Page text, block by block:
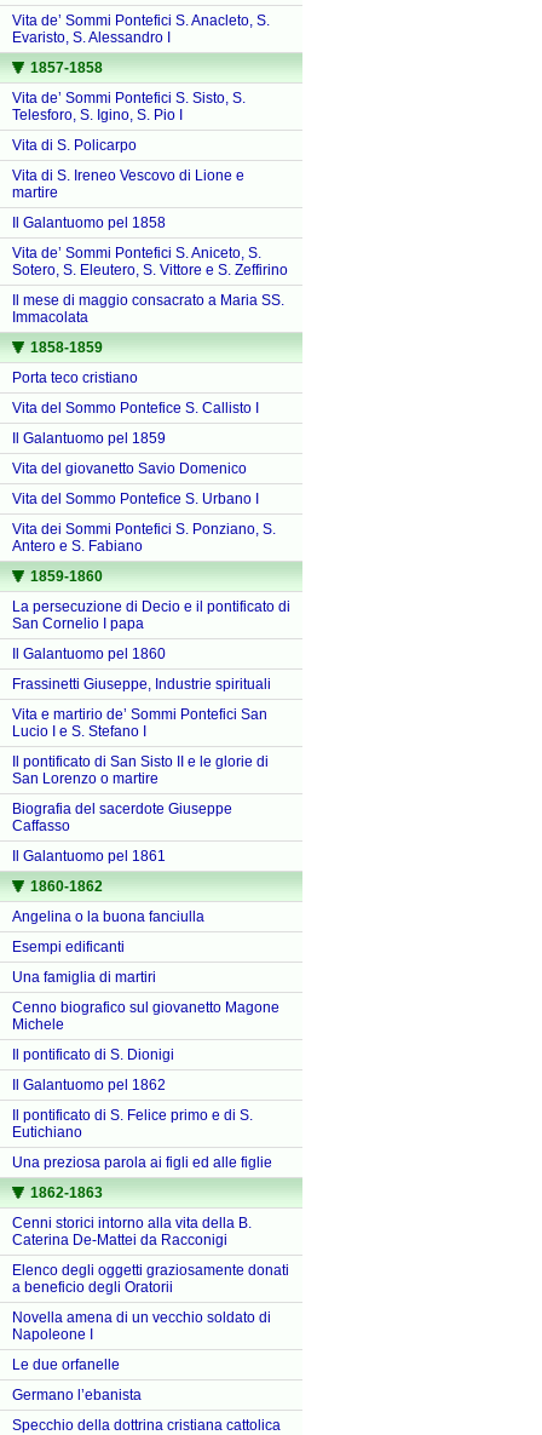
Vita de’ Sommi Pontefici S. Anacleto, S.
Evaristo, S. Alessandro I
1857-1858
Vita de’ Sommi Pontefici S. Sisto, S.
Telesforo, S. Igino, S. Pio I
Vita di S. Policarpo
Vita di S. Ireneo Vescovo di Lione e
martire
Il Galantuomo pel 1858
Vita de’ Sommi Pontefici S. Aniceto, S.
Sotero, S. Eleutero, S. Vittore e S. Zeffirino
Il mese di maggio consacrato a Maria SS.
Immacolata
1858-1859
Porta teco cristiano
Vita del Sommo Pontefice S. Callisto I
Il Galantuomo pel 1859
Vita del giovanetto Savio Domenico
Vita del Sommo Pontefice S. Urbano I
Vita dei Sommi Pontefici S. Ponziano, S.
Antero e S. Fabiano
1859-1860
La persecuzione di Decio e il pontificato di
San Cornelio I papa
Il Galantuomo pel 1860
Frassinetti Giuseppe, Industrie spirituali
Vita e martirio de’ Sommi Pontefici San
Lucio I e S. Stefano I
Il pontificato di San Sisto II e le glorie di
San Lorenzo o martire
Biografia del sacerdote Giuseppe
Caffasso
Il Galantuomo pel 1861
1860-1862
Angelina o la buona fanciulla
Esempi edificanti
Una famiglia di martiri
Cenno biografico sul giovanetto Magone
Michele
Il pontificato di S. Dionigi
Il Galantuomo pel 1862
Il pontificato di S. Felice primo e di S.
Eutichiano
Una preziosa parola ai figli ed alle figlie
1862-1863
Cenni storici intorno alla vita della B.
Caterina De-Mattei da Racconigi
Elenco degli oggetti graziosamente donati
a beneficio degli Oratorii
Novella amena di un vecchio soldato di
Napoleone I
Le due orfanelle
Germano l’ebanista
Specchio della dottrina cristiana cattolica